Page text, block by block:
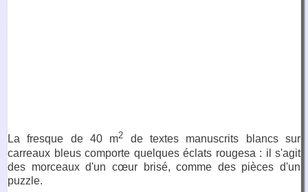
La fresque de 40 m2 de textes manuscrits blancs sur
carreaux bleus comporte quelques éclats rougesa : il s'agit
des morceaux d'un cœur brisé, comme des pièces d'un
puzzle.